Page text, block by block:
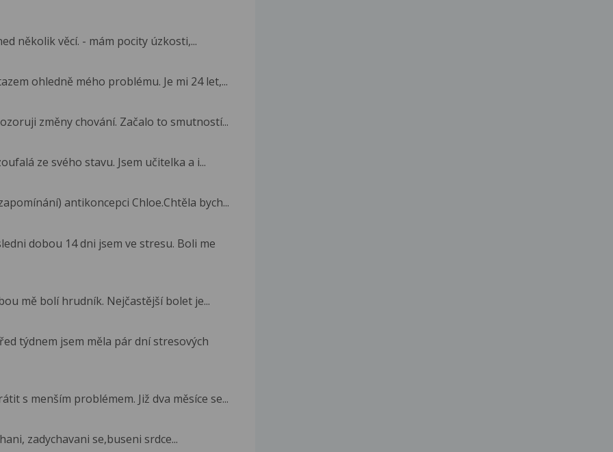
několik věcí. - mám pocity úzkosti,...
ohledně mého problému. Je mi 24 let,...
změny chování. Začalo to smutností...
ze svého stavu. Jsem učitelka a i...
antikoncepci Chloe.Chtěla bych...
dobou 14 dni jsem ve stresu. Boli me
mě bolí hrudník. Nejčastější bolet je...
týdnem jsem měla pár dní stresových
s menším problémem. Již dva měsíce se...
zadychavani se,buseni srdce...